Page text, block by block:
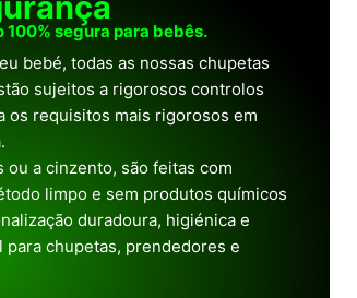
segura para bebês.
bebé, todas as nossas chupetas
sujeitos a rigorosos controlos
os requisitos mais rigorosos em
a cinzento, são feitas com
limpo e sem produtos químicos
duradoura, higiénica e
para chupetas, prendedores e